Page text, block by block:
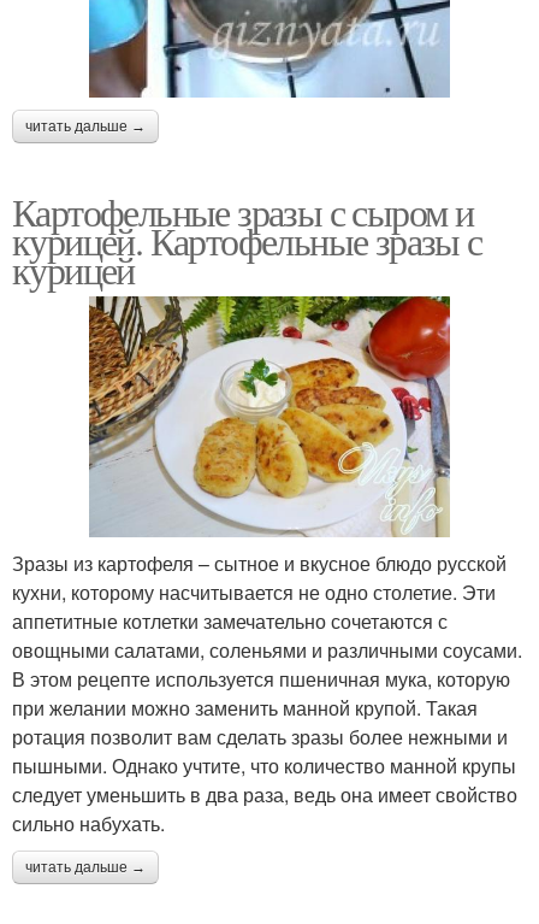
читать дальше →
Картофельные зразы с сыром и
курицей. Картофельные зразы с
курицей
Зразы из картофеля – сытное и вкусное блюдо русской
кухни, которому насчитывается не одно столетие. Эти
аппетитные котлетки замечательно сочетаются с
овощными салатами, соленьями и различными соусами.
В этом рецепте используется пшеничная мука, которую
при желании можно заменить манной крупой. Такая
ротация позволит вам сделать зразы более нежными и
пышными. Однако учтите, что количество манной крупы
следует уменьшить в два раза, ведь она имеет свойство
сильно набухать.
читать дальше →